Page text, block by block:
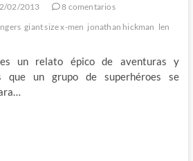
02/2013
8 comentarios
giant size x-men jonathan hickman len
un relato épico de aventuras y
que un grupo de superhéroes se